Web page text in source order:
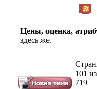
Цены, оценка,
здесь же.
101 из
719